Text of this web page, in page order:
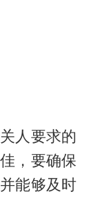
人要求的
，要确保
能够及时